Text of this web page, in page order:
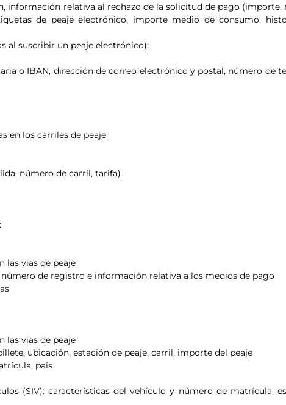
información relativa al rechazo de la solicitud de pago
de peaje electrónico, importe medio de consumo,
al suscribir un peaje electrónico):
o IBAN, dirección de correo electrónico y postal, número de
en los carriles de peaje
número de carril, tarifa)
las vías de peaje
de registro e información relativa a los medios de pago
las vías de peaje
ubicación, estación de peaje, carril, importe del peaje
país
(SIV): características del vehículo y número de matrícula,